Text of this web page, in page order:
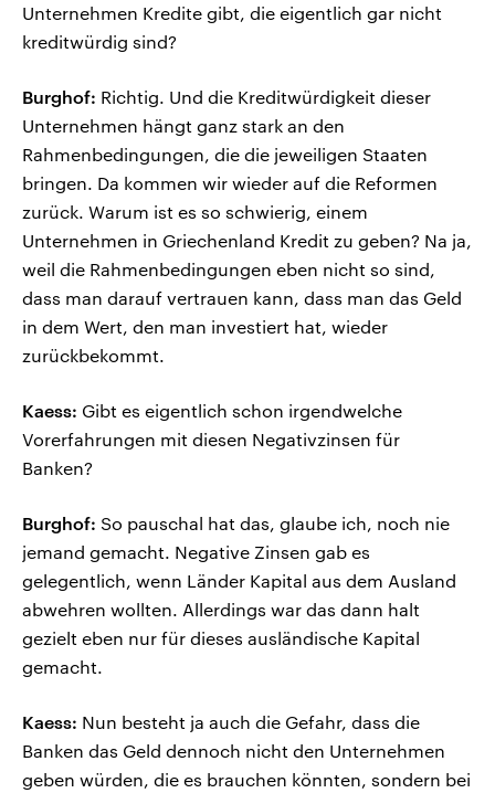
Unternehmen Kredite gibt, die eigentlich gar nicht
kreditwürdig sind?
Burghof: Richtig. Und die Kreditwürdigkeit dieser
Unternehmen hängt ganz stark an den
Rahmenbedingungen, die die jeweiligen Staaten
bringen. Da kommen wir wieder auf die Reformen
zurück. Warum ist es so schwierig, einem
Unternehmen in Griechenland Kredit zu geben? Na ja,
weil die Rahmenbedingungen eben nicht so sind,
dass man darauf vertrauen kann, dass man das Geld
in dem Wert, den man investiert hat, wieder
zurückbekommt.
Kaess: Gibt es eigentlich schon irgendwelche
Vorerfahrungen mit diesen Negativzinsen für
Banken?
Burghof: So pauschal hat das, glaube ich, noch nie
jemand gemacht. Negative Zinsen gab es
gelegentlich, wenn Länder Kapital aus dem Ausland
abwehren wollten. Allerdings war das dann halt
gezielt eben nur für dieses ausländische Kapital
gemacht.
Kaess: Nun besteht ja auch die Gefahr, dass die
Banken das Geld dennoch nicht den Unternehmen
geben würden, die es brauchen könnten, sondern bei